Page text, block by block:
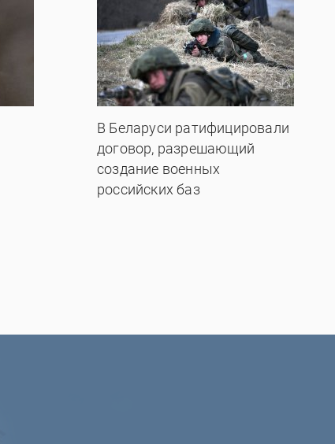
В Беларуси ратифицировали
договор, разрешающий
создание военных
российских баз